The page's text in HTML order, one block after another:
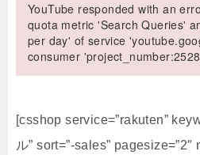
YouTube responded with an
quota metric 'Search Queries'
per day' of service
consumer
[csshop service=”rakuten”
ル” sort=”-sales” pagesize=”2″